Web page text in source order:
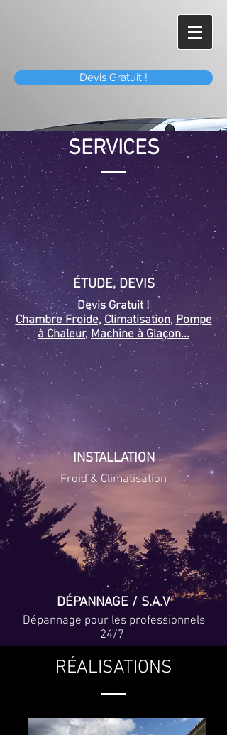
RÉALISATIONS
SERVICES
DÉPANNAGE / S.A.V
INSTALLATION
​ÉTUDE, DEVIS
Froid & Climatisation
Devis Gratuit !
Chambre Froide, Climatisation, Pompe
à Chaleur, Machine à Glaçon...
Dépannage pour les professionnels
24/7
Devis Gratuit !